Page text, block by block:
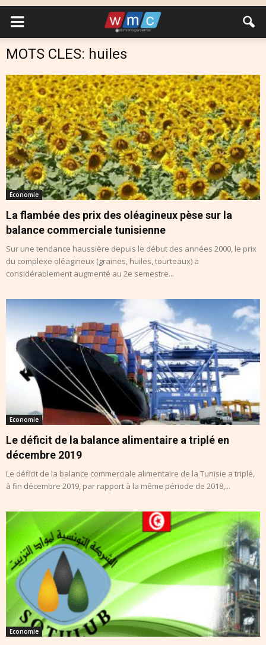
MOTS CLES: huiles
Economie
La flambée des prix des oléagineux pèse sur la
balance commerciale tunisienne
Sur une tendance haussière depuis le début des années 2000, le prix
du complexe oléagineux (graines, huiles, tourteaux) a
considérablement augmenté au 2e semestre...
Economie
Le déficit de la balance alimentaire a triplé en
décembre 2019
Le déficit de la balance commerciale alimentaire de la Tunisie a triplé,
à fin décembre 2019, par rapport à la même période de 2018,...
Economie